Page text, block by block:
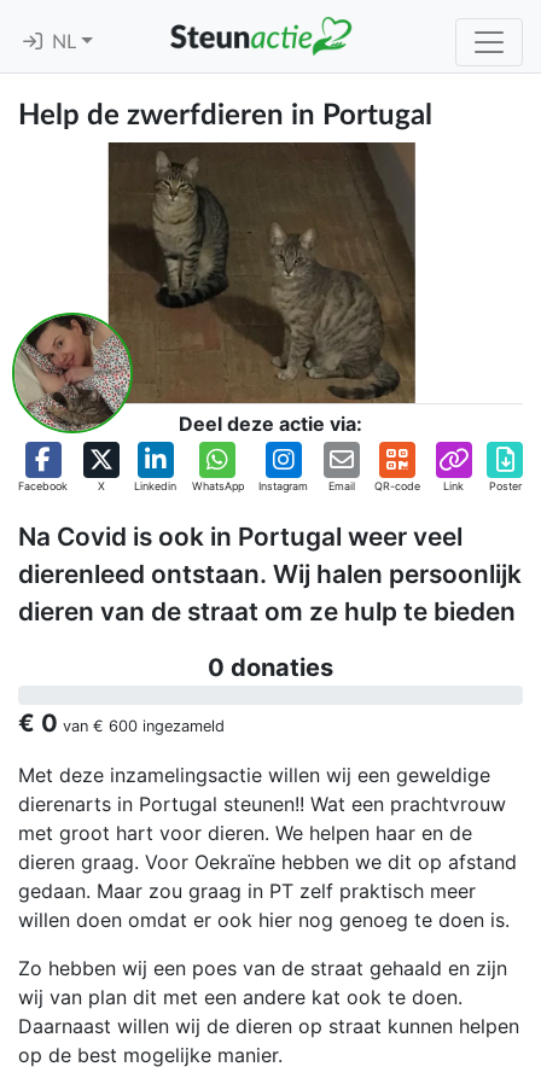
NL
Help de zwerfdieren in Portugal
Deel deze actie via:
Facebook X Linkedin WhatsApp Instagram Email QR-code Link Poster
Na Covid is ook in Portugal weer veel
dierenleed ontstaan. Wij halen persoonlijk
dieren van de straat om ze hulp te bieden
0 donaties
€ 0 van € 600 ingezameld
Met deze inzamelingsactie willen wij een geweldige
dierenarts in Portugal steunen!! Wat een prachtvrouw
met groot hart voor dieren. We helpen haar en de
dieren graag. Voor Oekraïne hebben we dit op afstand
gedaan. Maar zou graag in PT zelf praktisch meer
willen doen omdat er ook hier nog genoeg te doen is.
Zo hebben wij een poes van de straat gehaald en zijn
wij van plan dit met een andere kat ook te doen.
Daarnaast willen wij de dieren op straat kunnen helpen
op de best mogelijke manier.